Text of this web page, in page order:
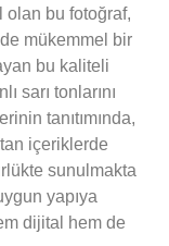
olan bu fotoğraf,
mükemmel bir
bu kaliteli
sarı tonlarını
tanıtımında,
içeriklerde
sunulmakta
yapıya
dijital hem de